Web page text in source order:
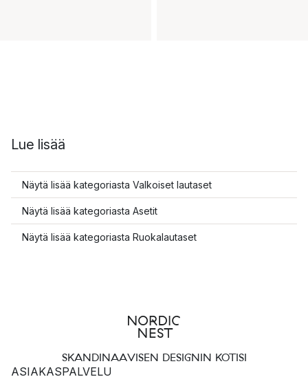
Lue lisää
Näytä lisää kategoriasta Valkoiset lautaset
Näytä lisää kategoriasta Asetit
Näytä lisää kategoriasta Ruokalautaset
SKANDINAAVISEN DESIGNIN KOTISI
ASIAKASPALVELU